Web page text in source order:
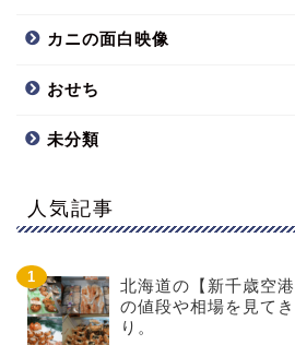
カニの面白映像
おせち
未分類
人気記事
北海道の【新千歳空
の値段や相場を見て
り。